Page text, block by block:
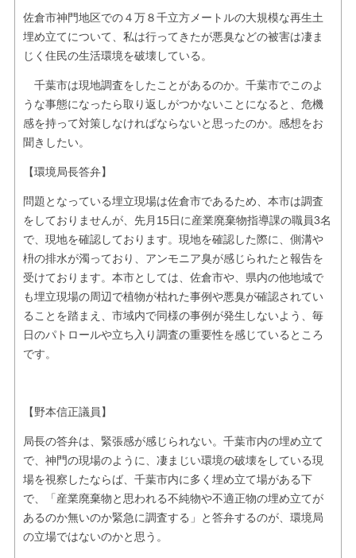
佐倉市神門地区での４万８千立方メートルの大規模な再生土
埋め立てについて、私は行ってきたが悪臭などの被害は凄ま
じく住民の生活環境を破壊している。
千葉市は現地調査をしたことがあるのか。千葉市でこのよ
うな事態になったら取り返しがつかないことになると、危機
感を持って対策しなければならないと思ったのか。感想をお
聞きしたい。
【環境局長答弁】
問題となっている埋立現場は佐倉市であるため、本市は調査
をしておりませんが、先月15日に産業廃棄物指導課の職員3名
で、現地を確認しております。現地を確認した際に、側溝や
枡の排水が濁っており、アンモニア臭が感じられたと報告を
受けております。本市としては、佐倉市や、県内の他地域で
も埋立現場の周辺で植物が枯れた事例や悪臭が確認されてい
ることを踏まえ、市域内で同様の事例が発生しないよう、毎
日のパトロールや立ち入り調査の重要性を感じているところ
です。
【野本信正議員】
局長の答弁は、緊張感が感じられない。千葉市内の埋め立て
で、神門の現場のように、凄まじい環境の破壊をしている現
場を視察したならば、千葉市内に多く埋め立て場がある下
で、「産業廃棄物と思われる不純物や不適正物の埋め立てが
あるのか無いのか緊急に調査する」と答弁するのが、環境局
の立場ではないのかと思う。